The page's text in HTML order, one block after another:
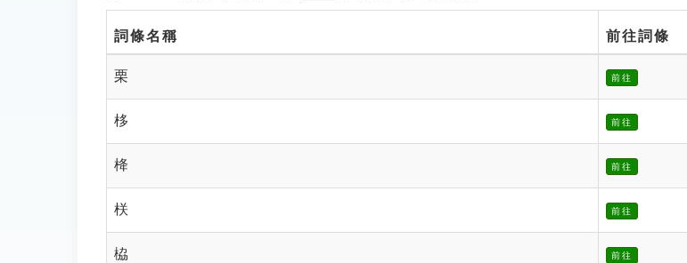
詞條名稱 前往詞條
栗 前往
栘 前往
栙 前往
栚 前往
栛 前往